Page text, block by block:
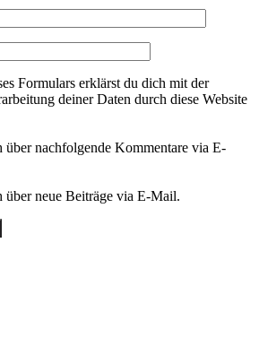
Formulars erklärst du dich mit der
deiner Daten durch diese Website
über nachfolgende Kommentare via E-
über neue Beiträge via E-Mail.